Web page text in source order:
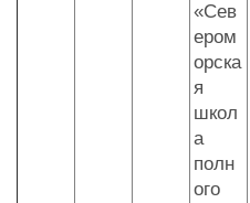
«Сев
ером
орска
я
школ
а
полн
ого